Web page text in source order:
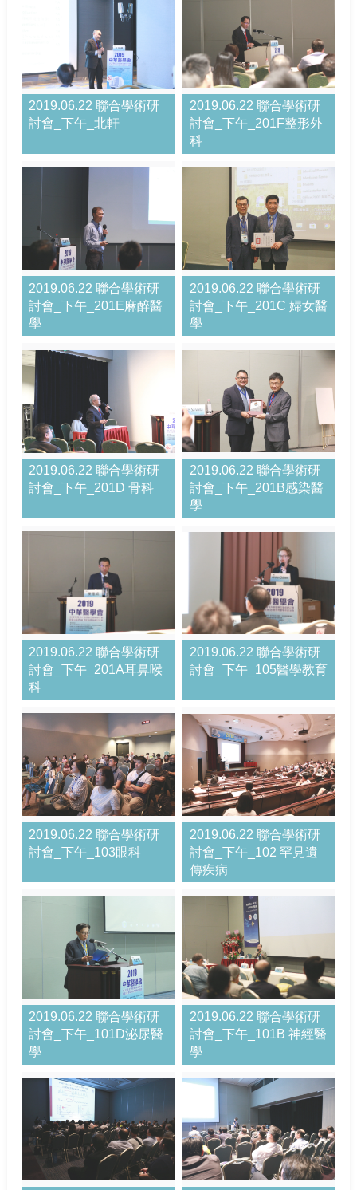
2019.06.22 聯合學術研
討會_下午_北軒
2019.06.22 聯合學術研
討會_下午_201F整形外
科
2019.06.22 聯合學術研
討會_下午_201E麻醉醫
學
2019.06.22 聯合學術研
討會_下午_201C 婦女醫
學
2019.06.22 聯合學術研
討會_下午_201D 骨科
2019.06.22 聯合學術研
討會_下午_201B感染醫
學
2019.06.22 聯合學術研
討會_下午_201A耳鼻喉
科
2019.06.22 聯合學術研
討會_下午_105醫學教育
2019.06.22 聯合學術研
討會_下午_103眼科
2019.06.22 聯合學術研
討會_下午_102 罕見遺
傳疾病
2019.06.22 聯合學術研
討會_下午_101D泌尿醫
學
2019.06.22 聯合學術研
討會_下午_101B 神經醫
學